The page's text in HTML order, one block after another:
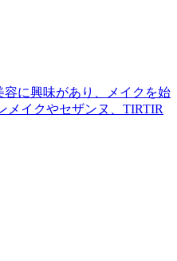
に興味があり、メイクを始
メイクやセザンヌ、TIRTIR